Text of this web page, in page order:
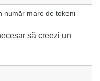
număr mare de tokeni
să creezi un